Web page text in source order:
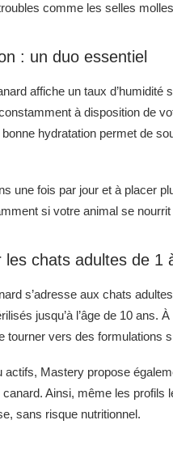
comme les selles
: un duo essentiel
affiche un taux
à disposition de
hydratation permet de
une fois par jour et à placer
si votre animal se
chats adultes de 1
s’adresse aux chats
jusqu’à l’âge de 10 ans.
tourner vers des formulations
Mastery propose
Ainsi, même les profils
sans risque nutritionnel.